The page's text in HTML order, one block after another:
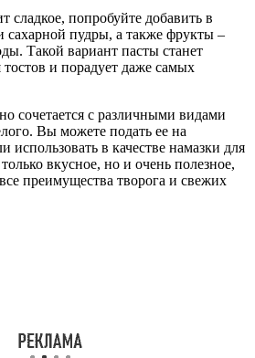
сладкое, попробуйте добавить в
сахарной пудры, а также фрукты –
Такой вариант пасты станет
и порадует даже самых
сочетается с различными видами
Вы можете подать ее на
использовать в качестве намазки для
вкусное, но и очень полезное,
преимущества творога и свежих